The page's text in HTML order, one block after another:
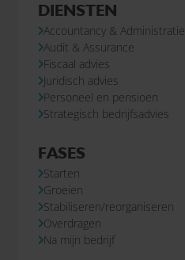
DIENSTEN
Accountancy & Administratie
Audit & Assurance
Fiscaal advies
Juridisch advies
Personeel en pensioen
Strategisch bedrijfsadvies
FASES
Starten
Groeien
Stabiliseren/reorganiseren
Overdragen
Na mijn bedrijf